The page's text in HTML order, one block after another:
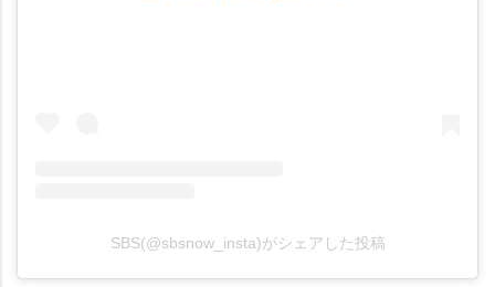
SBS(@sbsnow_insta)がシェアした投稿